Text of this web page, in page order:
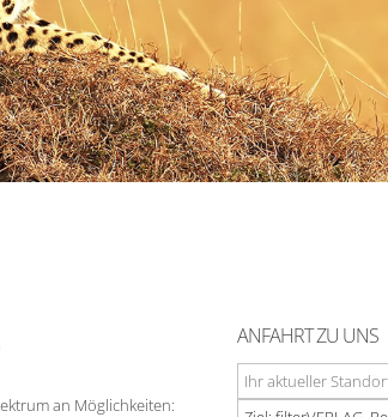
an Möglichkeiten:
ANFAHRT ZU UNS